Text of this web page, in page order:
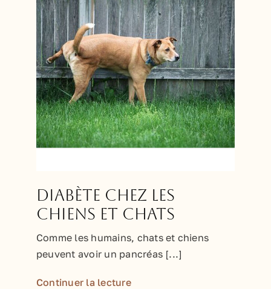
Diabète chez les
chiens et chats
Comme les humains, chats et chiens
peuvent avoir un pancréas [...]
Continuer la lecture